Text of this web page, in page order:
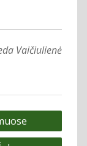
Vaičiulienė